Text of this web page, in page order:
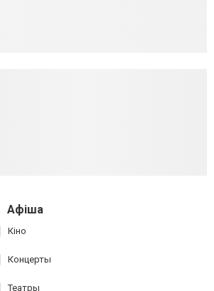
Афіша
Кіно
Концерты
Театры